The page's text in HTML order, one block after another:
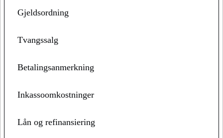
Gjeldsordning
Tvangssalg
Betalingsanmerkning
Inkassoomkostninger
Lån og refinansiering